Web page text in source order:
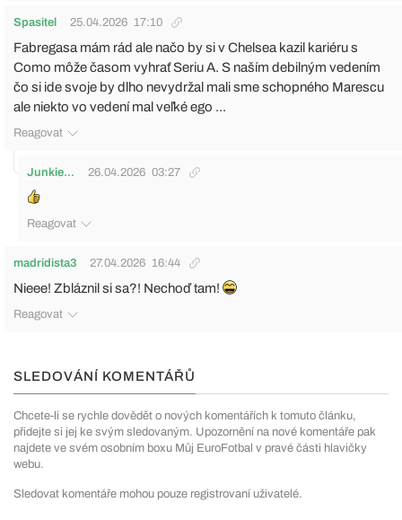
Spasitel 25.04.2026 17:10
Fabregasa mám rád ale načo by si v Chelsea kazil kariéru s
Como môže časom vyhrať Seriu A. S naším debilným vedením
čo si ide svoje by dlho nevydržal mali sme schopného Marescu
ale niekto vo vedení mal veľké ego ...
Reagovat
Junkie... 26.04.2026 03:27
Reagovat
madridista3 27.04.2026 16:44
Nieee! Zbláznil si sa?! Nechoď tam!
Reagovat
SLEDOVÁNÍ KOMENTÁŘŮ
Chcete-li se rychle dovědět o nových komentářích k tomuto článku,
přidejte si jej ke svým sledovaným. Upozornění na nové komentáře pak
najdete ve svém osobním boxu Můj EuroFotbal v pravé části hlavičky
webu.
Sledovat komentáře mohou pouze registrovaní uživatelé.